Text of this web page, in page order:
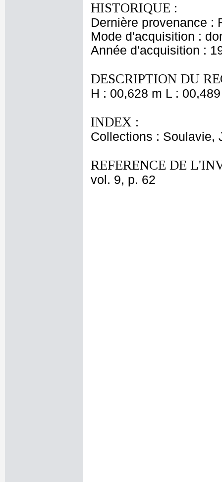
HISTORIQUE :
Dernière provenance :
Mode d'acquisition :
Année d'acquisition :
DESCRIPTION DU
H : 00,628 m L :
INDEX :
Collections : Soulavie,
REFERENCE DE
vol. 9, p. 62